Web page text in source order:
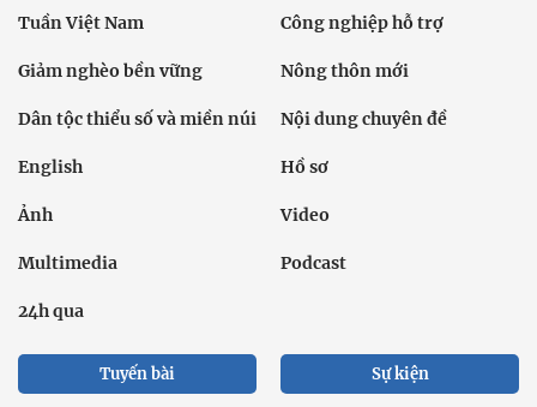
Tuần Việt Nam Công nghiệp hỗ trợ
Giảm nghèo bền vững Nông thôn mới
Dân tộc thiểu số và miền núi Nội dung chuyên đề
English Hồ sơ
Ảnh Video
Multimedia Podcast
24h qua
Tuyến bài Sự kiện